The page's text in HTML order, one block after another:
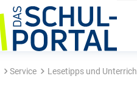
Service Lesetipps und